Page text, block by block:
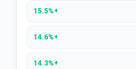
+15.5%
+14.6%
+14.3%